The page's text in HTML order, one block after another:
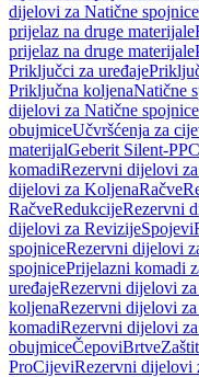
dijelovi za Natične spojnice
prijelaz na druge materijale
prijelaz na druge materijale
Priključci za uređaje
Priključna koljenaNatične
dijelovi za Natične
obujmiceUčvršćenja za
materijalGeberit Silent-PP
komadiRezervni dijelovi
dijelovi za KoljenaRačve
RačveRedukcijeRezervni
dijelovi za RevizijeSpojevi
spojniceRezervni dijelovi
spojnicePrijelazni komadi
uređajeRezervni dijelovi
koljenaRezervni dijelovi
komadiRezervni dijelovi
obujmiceČepoviBrtve
ProCijeviRezervni dijelovi